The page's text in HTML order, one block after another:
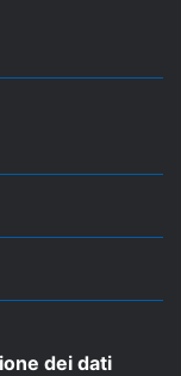
dei dati